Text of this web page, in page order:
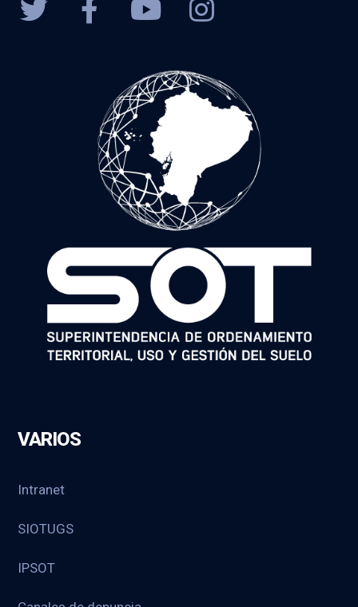
VARIOS
Intranet
SIOTUGS
IPSOT